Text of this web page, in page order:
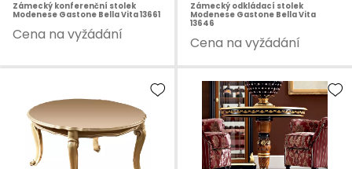
Zámecký konferenční stolek
Modenese Gastone Bella Vita 13661
Cena na vyžádání
Zámecký odkládací stolek
Modenese Gastone Bella Vita
13646
Cena na vyžádání